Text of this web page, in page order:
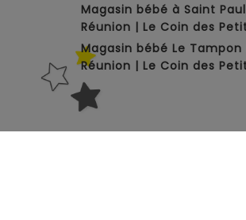
Magasin bébé à Saint
Réunion | Le Coin des
Magasin bébé Le Tampon
Réunion | Le Coin des